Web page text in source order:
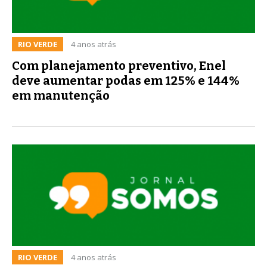
RIO VERDE 4 anos atrás
Com planejamento preventivo, Enel
deve aumentar podas em 125% e 144%
em manutenção
RIO VERDE 4 anos atrás